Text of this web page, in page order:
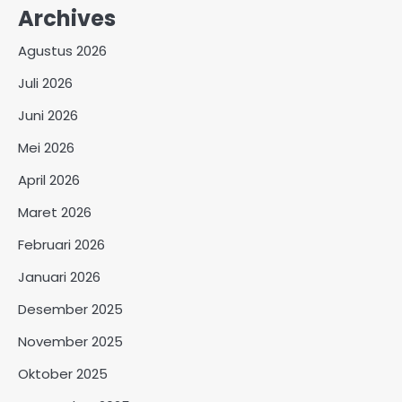
Archives
Agustus 2026
Juli 2026
Juni 2026
Mei 2026
April 2026
Maret 2026
Februari 2026
Januari 2026
Desember 2025
November 2025
Oktober 2025